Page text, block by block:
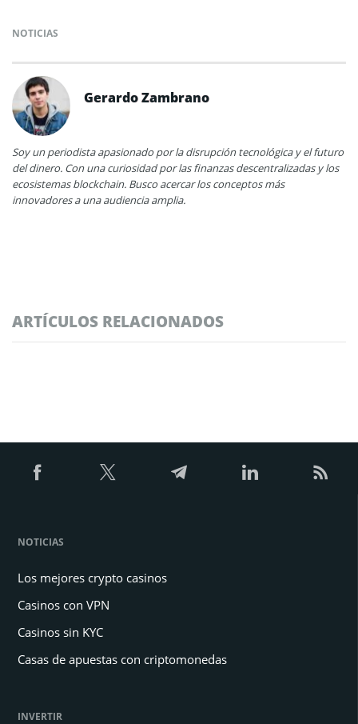
NOTICIAS
Gerardo Zambrano
Soy un periodista apasionado por la disrupción tecnológica y el futuro
del dinero. Con una curiosidad por las finanzas descentralizadas y los
ecosistemas blockchain. Busco acercar los conceptos más
innovadores a una audiencia amplia.
ARTÍCULOS RELACIONADOS
NOTICIAS
Los mejores crypto casinos
Casinos con VPN
Casinos sin KYC
Casas de apuestas con criptomonedas
INVERTIR